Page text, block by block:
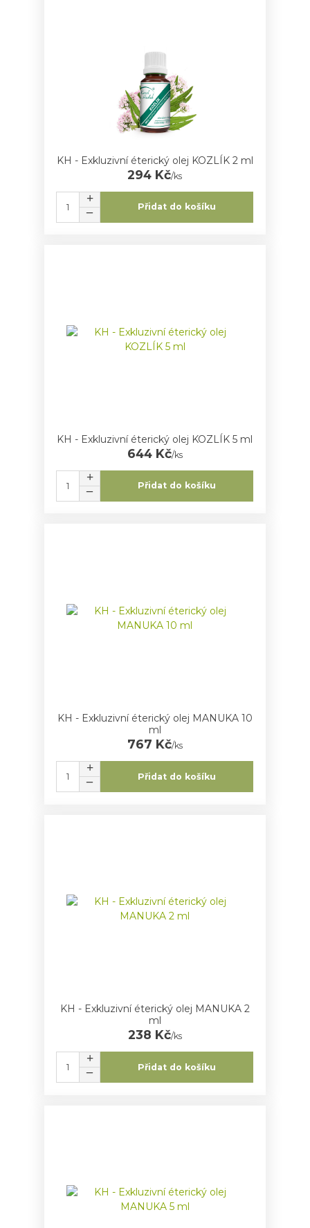
KH - Exkluzivní éterický olej KOZLÍK 2 ml
294 Kč/ks
Přidat do košíku
KH - Exkluzivní éterický olej KOZLÍK 5 ml
644 Kč/ks
Přidat do košíku
KH - Exkluzivní éterický olej MANUKA 10
ml
767 Kč/ks
Přidat do košíku
KH - Exkluzivní éterický olej MANUKA 2
ml
238 Kč/ks
Přidat do košíku